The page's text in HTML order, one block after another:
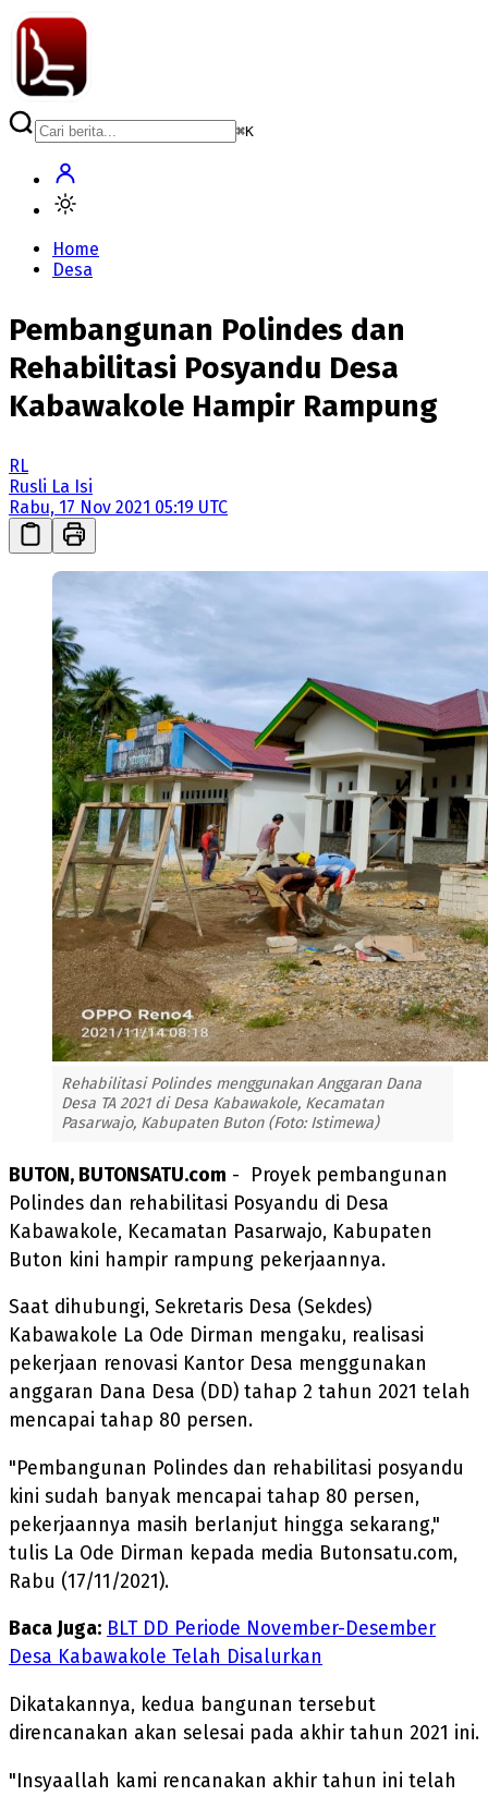
⌘K
Home
Desa
Pembangunan Polindes dan
Rehabilitasi Posyandu Desa
Kabawakole Hampir Rampung
RL
Rusli La Isi
Rabu, 17 Nov 2021 05:19 UTC
Rehabilitasi Polindes menggunakan Anggaran Dana
Desa TA 2021 di Desa Kabawakole, Kecamatan
Pasarwajo, Kabupaten Buton (Foto: Istimewa)
BUTON, BUTONSATU.com - Proyek pembangunan
Polindes dan rehabilitasi Posyandu di Desa
Kabawakole, Kecamatan Pasarwajo, Kabupaten
Buton kini hampir rampung pekerjaannya.
Saat dihubungi, Sekretaris Desa (Sekdes)
Kabawakole La Ode Dirman mengaku, realisasi
pekerjaan renovasi Kantor Desa menggunakan
anggaran Dana Desa (DD) tahap 2 tahun 2021 telah
mencapai tahap 80 persen.
"Pembangunan Polindes dan rehabilitasi posyandu
kini sudah banyak mencapai tahap 80 persen,
pekerjaannya masih berlanjut hingga sekarang,"
tulis La Ode Dirman kepada media Butonsatu.com,
Rabu (17/11/2021).
Baca Juga: BLT DD Periode November-Desember
Desa Kabawakole Telah Disalurkan
Dikatakannya, kedua bangunan tersebut
direncanakan akan selesai pada akhir tahun 2021 ini.
"Insyaallah kami rencanakan akhir tahun ini telah